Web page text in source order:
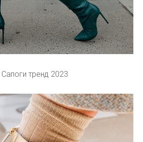
Сапоги тренд 2023